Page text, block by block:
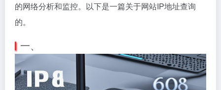
的网络分析和监控。以下是一篇关于网站IP地址查询
的。
一、